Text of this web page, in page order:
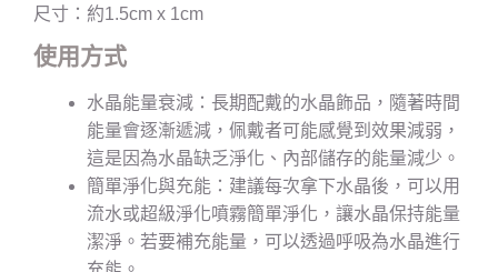
尺寸：約1.5cm x 1cm
使用方式
水晶能量衰減：長期配戴的水晶飾品，隨著時間
能量會逐漸遞減，佩戴者可能感覺到效果減弱，
這是因為水晶缺乏淨化、內部儲存的能量減少。
簡單淨化與充能：建議每次拿下水晶後，可以用
流水或超級淨化噴霧簡單淨化，讓水晶保持能量
潔淨。若要補充能量，可以透過呼吸為水晶進行